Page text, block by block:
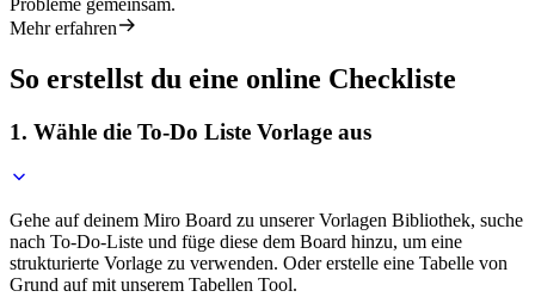
Mehr erfahren
So erstellst du eine online Checkliste
1. Wähle die To-Do Liste Vorlage aus
Gehe auf deinem Miro Board zu unserer Vorlagen Bibliothek, suche
nach To-Do-Liste und füge diese dem Board hinzu, um eine
strukturierte Vorlage zu verwenden. Oder erstelle eine Tabelle von
Grund auf mit unserem Tabellen Tool.